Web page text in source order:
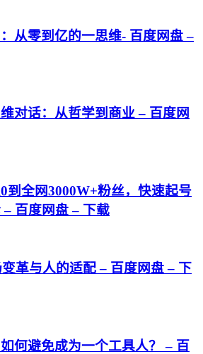
从零到亿的一思维- 百度网盘 –
对话：从哲学到商业 – 百度网
到全网3000W+粉丝，快速起号
百度网盘 – 下载
革与人的适配 – 百度网盘 – 下
何避免成为一个工具人？ – 百